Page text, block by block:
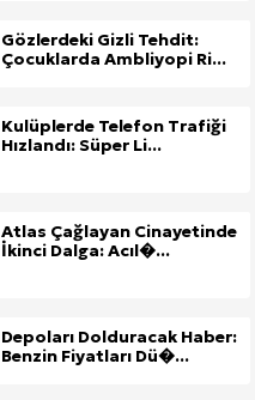
Gözlerdeki Gizli Tehdit:
Çocuklarda Ambliyopi Ri...
Kulüplerde Telefon Trafiği
Hızlandı: Süper Li...
Atlas Çağlayan Cinayetinde
İkinci Dalga: Acıl�...
Depoları Dolduracak Haber:
Benzin Fiyatları Dü�...